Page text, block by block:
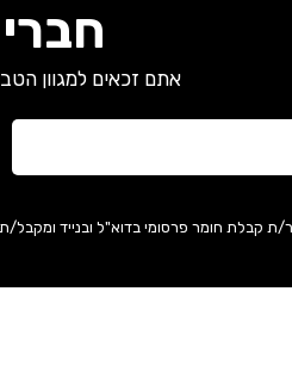
חברי
אתם זכאים למגוון
ת קבלת חומר פרסומי בדוא"ל ובנייד